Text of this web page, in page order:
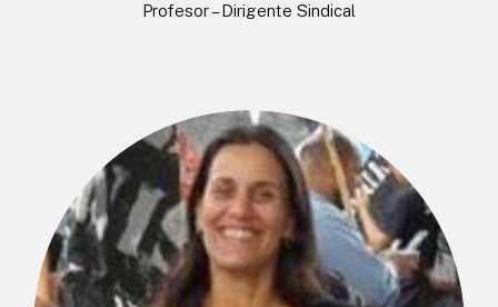
Profesor – Dirigente Sindical